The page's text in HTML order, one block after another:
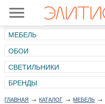
МЕБЕЛЬ
ОБОИ
СВЕТИЛЬНИКИ
ГЛАВНАЯ → КАТАЛОГ → МЕБЕЛЬ →